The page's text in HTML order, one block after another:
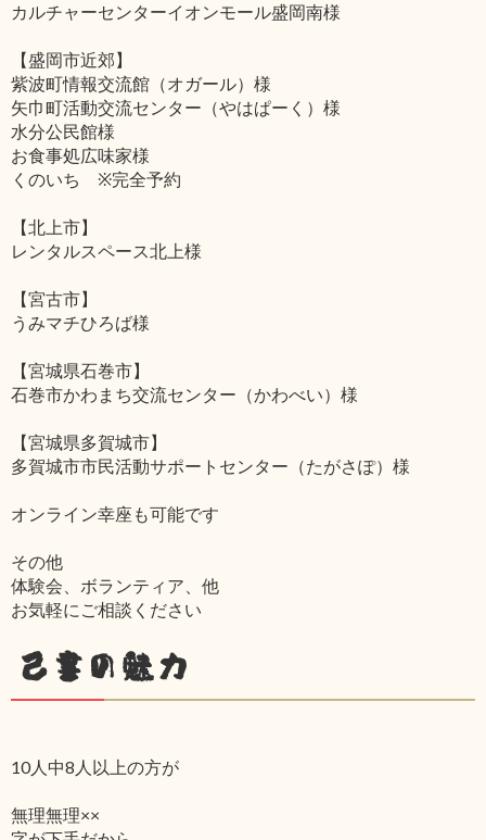
カルチャーセンターイオンモール盛岡南様
【盛岡市近郊】
紫波町情報交流館（オガール）様
矢巾町活動交流センター（やはぱーく）様
水分公民館様
お食事処広味家様
くのいち ※完全予約
【北上市】
レンタルスペース北上様
【宮古市】
うみマチひろば様
【宮城県石巻市】
石巻市かわまち交流センター（かわべい）様
【宮城県多賀城市】
多賀城市市民活動サポートセンター（たがさぽ）様
オンライン幸座も可能です
その他
体験会、ボランティア、他
お気軽にご相談ください
己書の魅力
10人中8人以上の方が
無理無理××